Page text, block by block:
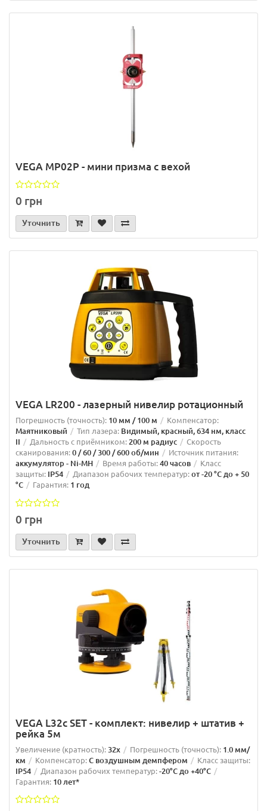
VEGA MP02P - мини призма с вехой
0 грн
Уточнить
VEGA LR200 - лазерный нивелир ротационный
Погрешность (точность): 10 мм / 100 м Компенсатор:
Маятниковый Тип лазера: Видимый, красный, 634 нм, класс
II
Дальность с приёмником:200 м радиус
Скорость
сканирования:0 / 60 / 300 / 600 об/мин Источник питания:
аккумулятор - Ni-MH Время работы:40 часов
Класс
защиты: IP54 Диапазон рабочих температур:от -20 °C до + 50
°C
Гарантия: 1 год
0 грн
Уточнить
VEGA L32c SET - комплект: нивелир + штатив +
рейка 5м
Увеличение (кратность):32x Погрешность (точность): 1.0 мм/
км
Компенсатор:С воздушным демпфером Класс защиты:
IP54 Диапазон рабочих температур:-20°C до +40°C
Гарантия: 10 лет*